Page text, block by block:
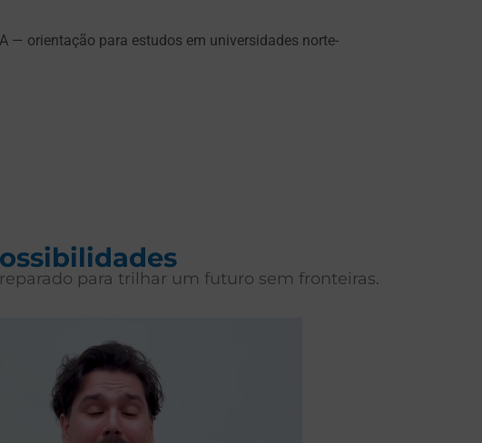
— orientação para estudos em universidades norte-
para trilhar um futuro sem fronteiras.